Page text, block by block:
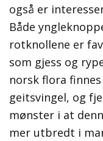
også er
Både
rotknollene er
som gjess og
norsk flora
geitsvingel, og
mønster i at
mer utbredt i